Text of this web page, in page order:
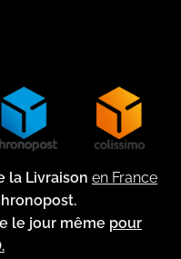
la Livraison en France
le jour même pour